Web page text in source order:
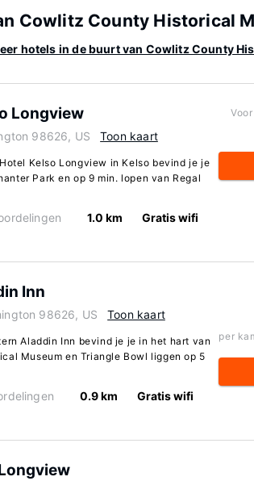
Cowlitz County Historical
hotels in de buurt van Cowlitz County
Longview
98626, US Toon kaart
Kelso Longview in Kelso bevind je je
Park en op 9 min. lopen van Regal
1.0 km Gratis wifi
Inn
98626, US Toon kaart
Aladdin Inn bevind je je in het hart van
Museum en Triangle Bowl liggen op 5
0.9 km Gratis wifi
per